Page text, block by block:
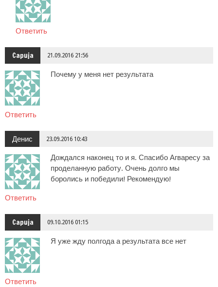
Ответить
Capuja 21.09.2016 21:56
Почему у меня нет результата
Ответить
Денис 23.09.2016 10:43
Дождался наконец то и я. Спасибо Агваресу за
проделанную работу. Очень долго мы
боролись и победили! Рекомендую!
Ответить
Capuja 09.10.2016 01:15
Я уже жду полгода а результата все нет
Ответить